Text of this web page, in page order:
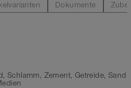
Dokumente
Schlamm, Zement, Getreide, Sand